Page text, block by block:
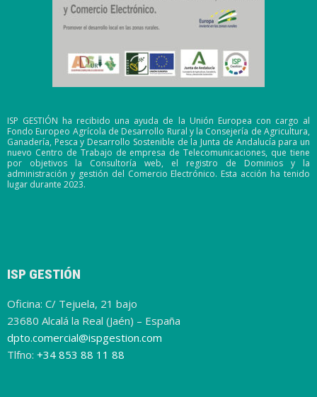
ISP GESTIÓN ha recibido una ayuda de la Unión Europea con cargo al
Fondo Europeo Agrícola de Desarrollo Rural y la Consejería de Agricultura,
Ganadería, Pesca y Desarrollo Sostenible de la Junta de Andalucía para un
nuevo Centro de Trabajo de empresa de Telecomunicaciones, que tiene
por objetivos la Consultoría web, el registro de Dominios y la
administración y gestión del Comercio Electrónico. Esta acción ha tenido
lugar durante 2023.
ISP GESTIÓN
Oficina: C/ Tejuela, 21 bajo
23680 Alcalá la Real (Jaén) – España
dpto.comercial@ispgestion.com
Tlfno: +34 853 88 11 88